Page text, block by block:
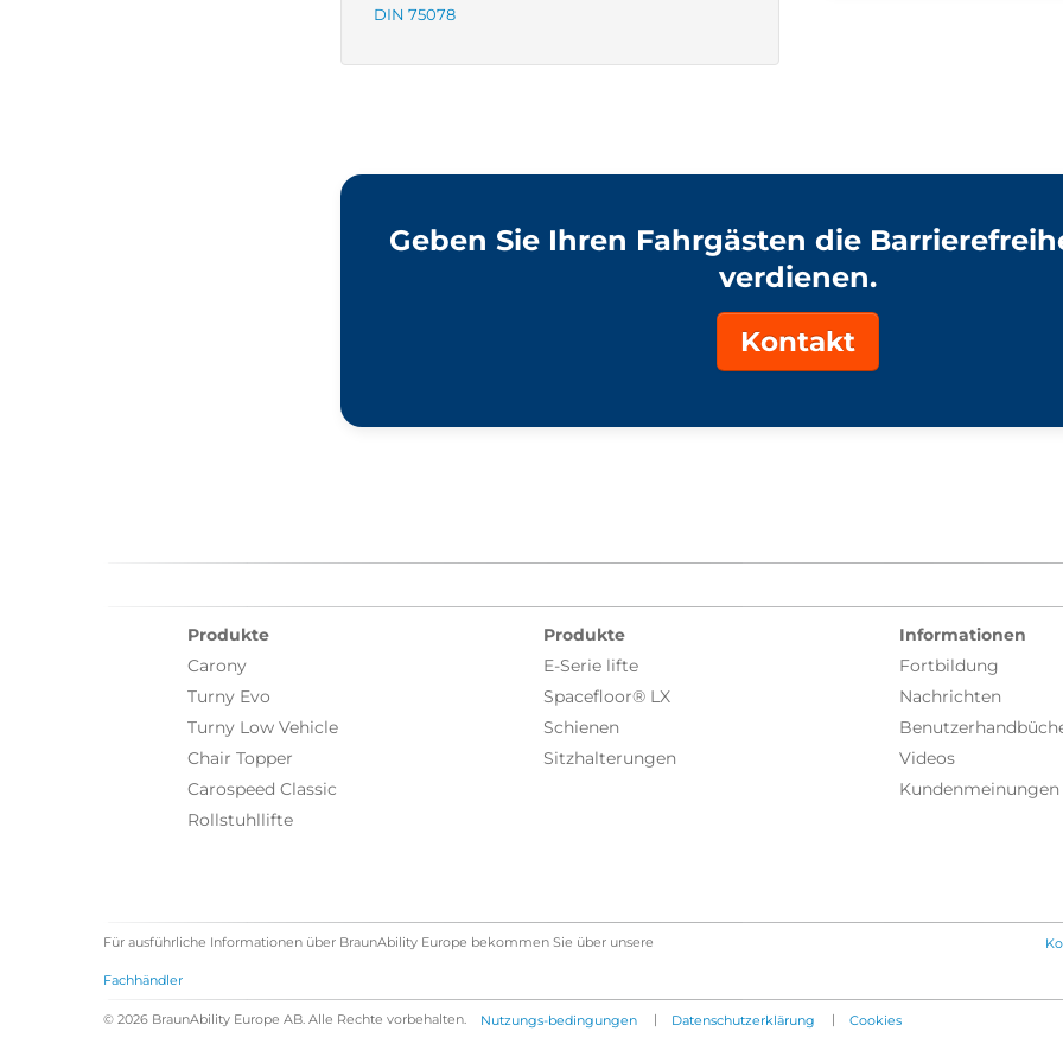
DIN 75078
Geben Sie Ihren Fahrgästen die
verdienen.
Kontakt
Produkte
Carony
Turny Evo
Turny Low Vehicle
Chair Topper
Carospeed Classic
Rollstuhllifte
Produkte
E-Serie lifte
Spacefloor® LX
Schienen
Sitzhalterungen
Informationen
Fortbildung
Nachrichten
Videos
Kundenmeinungen
Für ausführliche Informationen über BraunAbility Europe bekommen Sie über unsere
Fachhändler
© 2026 BraunAbility Europe AB. Alle Rechte vorbehalten. Nutzungs-bedingungen | Datenschutzerklärung | Cookies